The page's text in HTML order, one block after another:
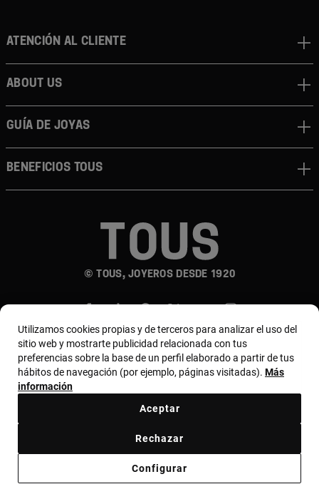
© TOUS, JOYEROS DESDE 1920
Atención al cliente
About us
Guía de joyas
Beneficios TOUS
País y moneda:Chile / Chilean Peso
Código ético Proveedores
Utilizamos cookies propias y de terceros para analizar el uso del
sitio web y mostrarte publicidad relacionada con tus
preferencias sobre la base de un perfil elaborado a partir de tus
hábitos de navegación (por ejemplo, páginas visitadas). Más
información
Configurar
Rechazar
Aceptar